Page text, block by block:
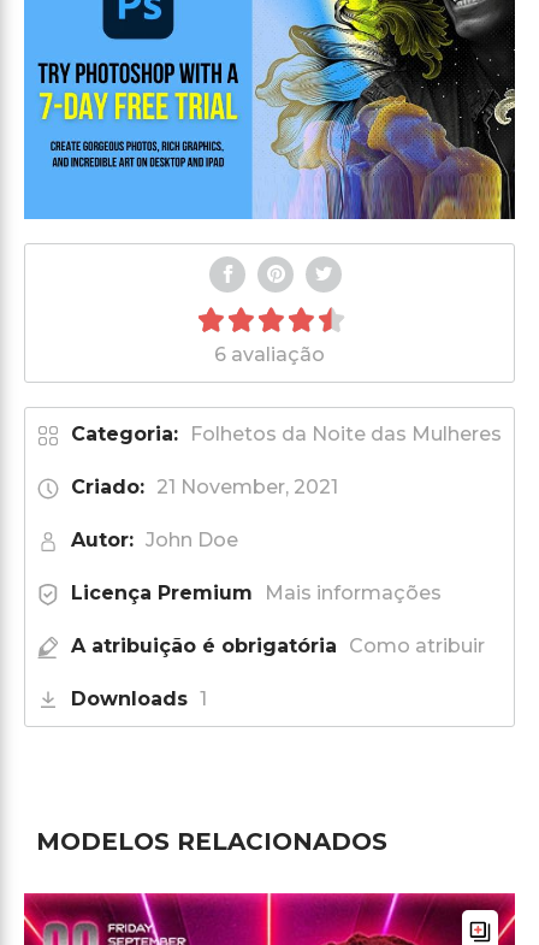
6 avaliação
Categoria: Folhetos da Noite das Mulheres
Criado: 21 November, 2021
Autor: John Doe
Licença Premium Mais informações
A atribuição é obrigatória Como atribuir
Downloads 1
MODELOS RELACIONADOS